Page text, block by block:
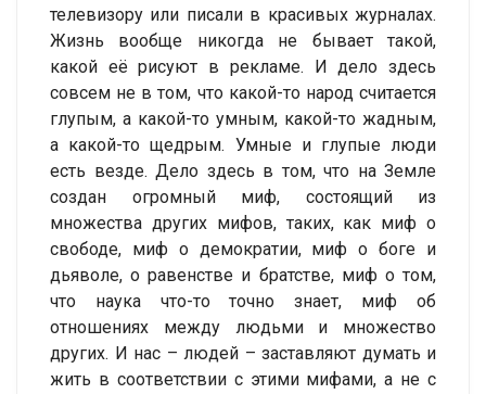
телевизору или писали в красивых журналах.
Жизнь вообще никогда не бывает такой,
какой её рисуют в рекламе. И дело здесь
совсем не в том, что какой-то народ считается
глупым, а какой-то умным, какой-то жадным,
а какой-то щедрым. Умные и глупые люди
есть везде. Дело здесь в том, что на Земле
создан огромный миф, состоящий из
множества других мифов, таких, как миф о
свободе, миф о демократии, миф о боге и
дьяволе, о равенстве и братстве, миф о том,
что наука что-то точно знает, миф об
отношениях между людьми и множество
других. И нас – людей – заставляют думать и
жить в соответствии с этими мифами, а не с